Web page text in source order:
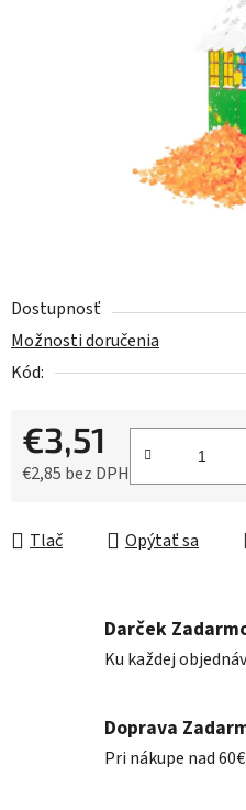
Dostupnosť
Možnosti doručenia
Kód:
€3,51
€2,85 bez DPH
Tlač Opýtať sa
Darček
Ku každej
Doprava
Pri nákupe nad 60€